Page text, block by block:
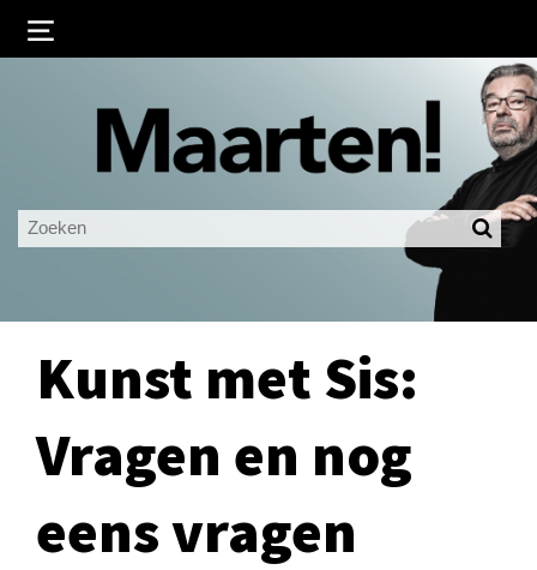
Ingelogd blijven
LOGIN
Kunst met Sis:
Vragen en nog
eens vragen